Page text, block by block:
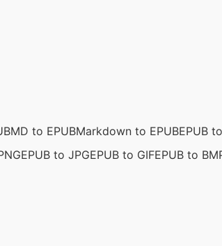
MD to EPUBMarkdown to EPUBEPUB
EPUB to JPGEPUB to GIFEPUB to